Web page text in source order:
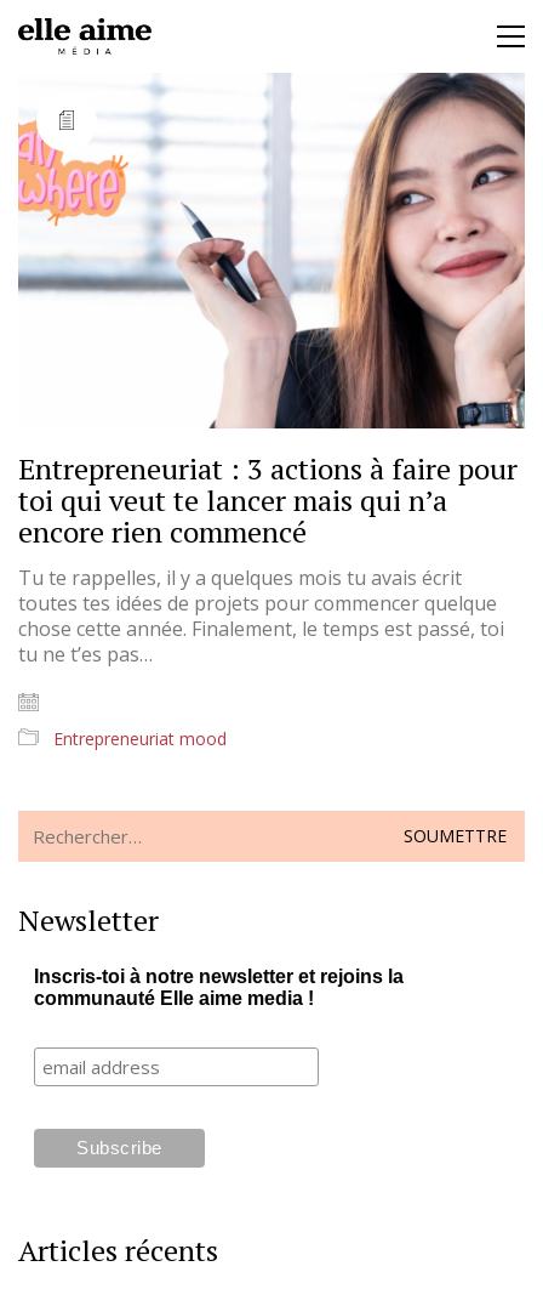
Entrepreneuriat : 3 actions à faire pour
toi qui veut te lancer mais qui n’a
encore rien commencé
Tu te rappelles, il y a quelques mois tu avais écrit
toutes tes idées de projets pour commencer quelque
chose cette année. Finalement, le temps est passé, toi
tu ne t’es pas…
Entrepreneuriat mood
for:
Newsletter
Inscris-toi à notre newsletter et rejoins la
communauté Elle aime media !
Articles récents